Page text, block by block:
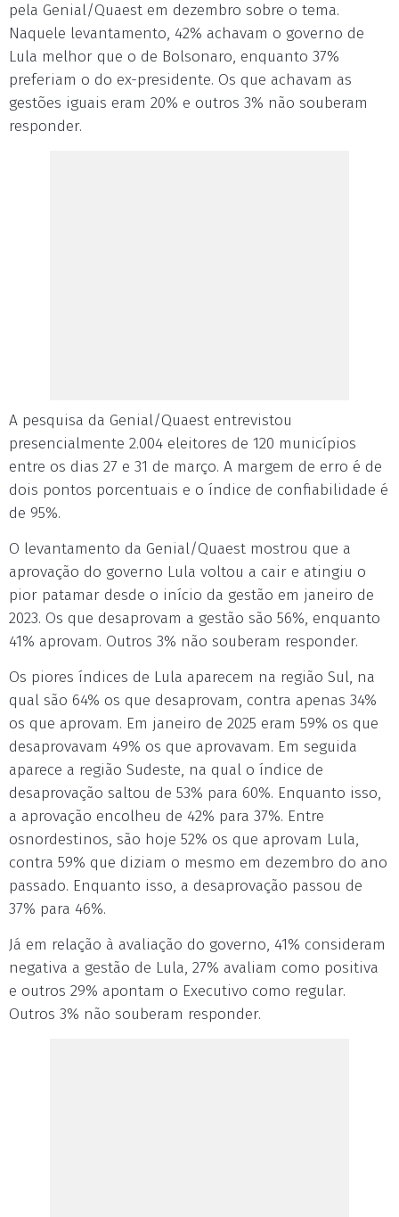
pela Genial/Quaest em dezembro sobre o tema.
Naquele levantamento, 42% achavam o governo de
Lula melhor que o de Bolsonaro, enquanto 37%
preferiam o do ex-presidente. Os que achavam as
gestões iguais eram 20% e outros 3% não souberam
responder.
A pesquisa da Genial/Quaest entrevistou
presencialmente 2.004 eleitores de 120 municípios
entre os dias 27 e 31 de março. A margem de erro é de
dois pontos porcentuais e o índice de confiabilidade é
de 95%.
O levantamento da Genial/Quaest mostrou que a
aprovação do governo Lula voltou a cair e atingiu o
pior patamar desde o início da gestão em janeiro de
2023. Os que desaprovam a gestão são 56%, enquanto
41% aprovam. Outros 3% não souberam responder.
Os piores índices de Lula aparecem na região Sul, na
qual são 64% os que desaprovam, contra apenas 34%
os que aprovam. Em janeiro de 2025 eram 59% os que
desaprovavam 49% os que aprovavam. Em seguida
aparece a região Sudeste, na qual o índice de
desaprovação saltou de 53% para 60%. Enquanto isso,
a aprovação encolheu de 42% para 37%. Entre
osnordestinos, são hoje 52% os que aprovam Lula,
contra 59% que diziam o mesmo em dezembro do ano
passado. Enquanto isso, a desaprovação passou de
37% para 46%.
Já em relação à avaliação do governo, 41% consideram
negativa a gestão de Lula, 27% avaliam como positiva
e outros 29% apontam o Executivo como regular.
Outros 3% não souberam responder.